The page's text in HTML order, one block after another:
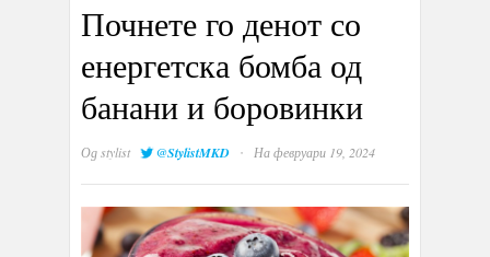
Почнете го денот со
енергетска бомба од
банани и боровинки
Одstylist @StylistMKD · На февруари 19, 2024